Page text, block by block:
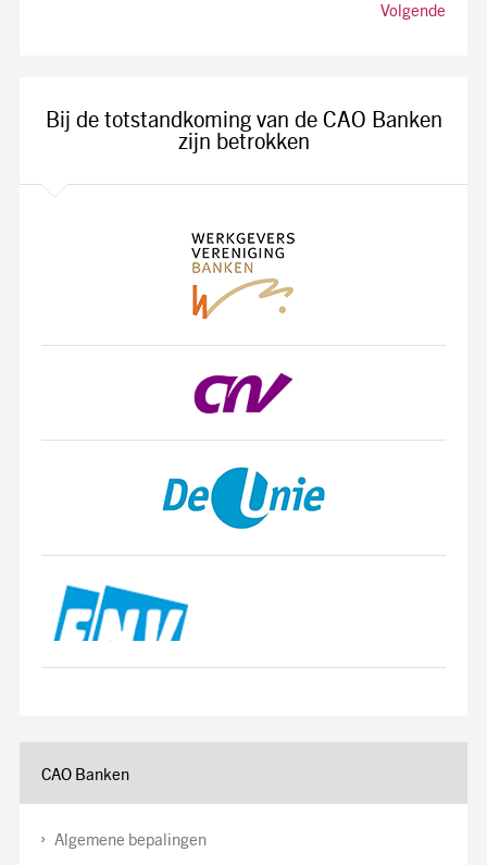
Volgende
Bij de totstandkoming van de CAO Banken
zijn betrokken
CAO Banken
Algemene bepalingen